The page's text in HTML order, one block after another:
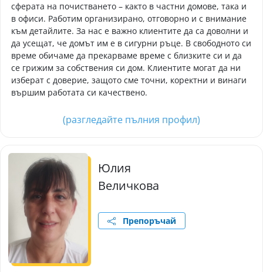
сферата на почистването – както в частни домове, така и
в офиси. Работим организирано, отговорно и с внимание
към детайлите. За нас е важно клиентите да са доволни и
да усещат, че домът им е в сигурни ръце. В свободното си
време обичаме да прекарваме време с близките си и да
се грижим за собствения си дом. Клиентите могат да ни
изберат с доверие, защото сме точни, коректни и винаги
вършим работата си качествено.
(разгледайте пълния профил)
Юлия
Величкова
Препоръчай